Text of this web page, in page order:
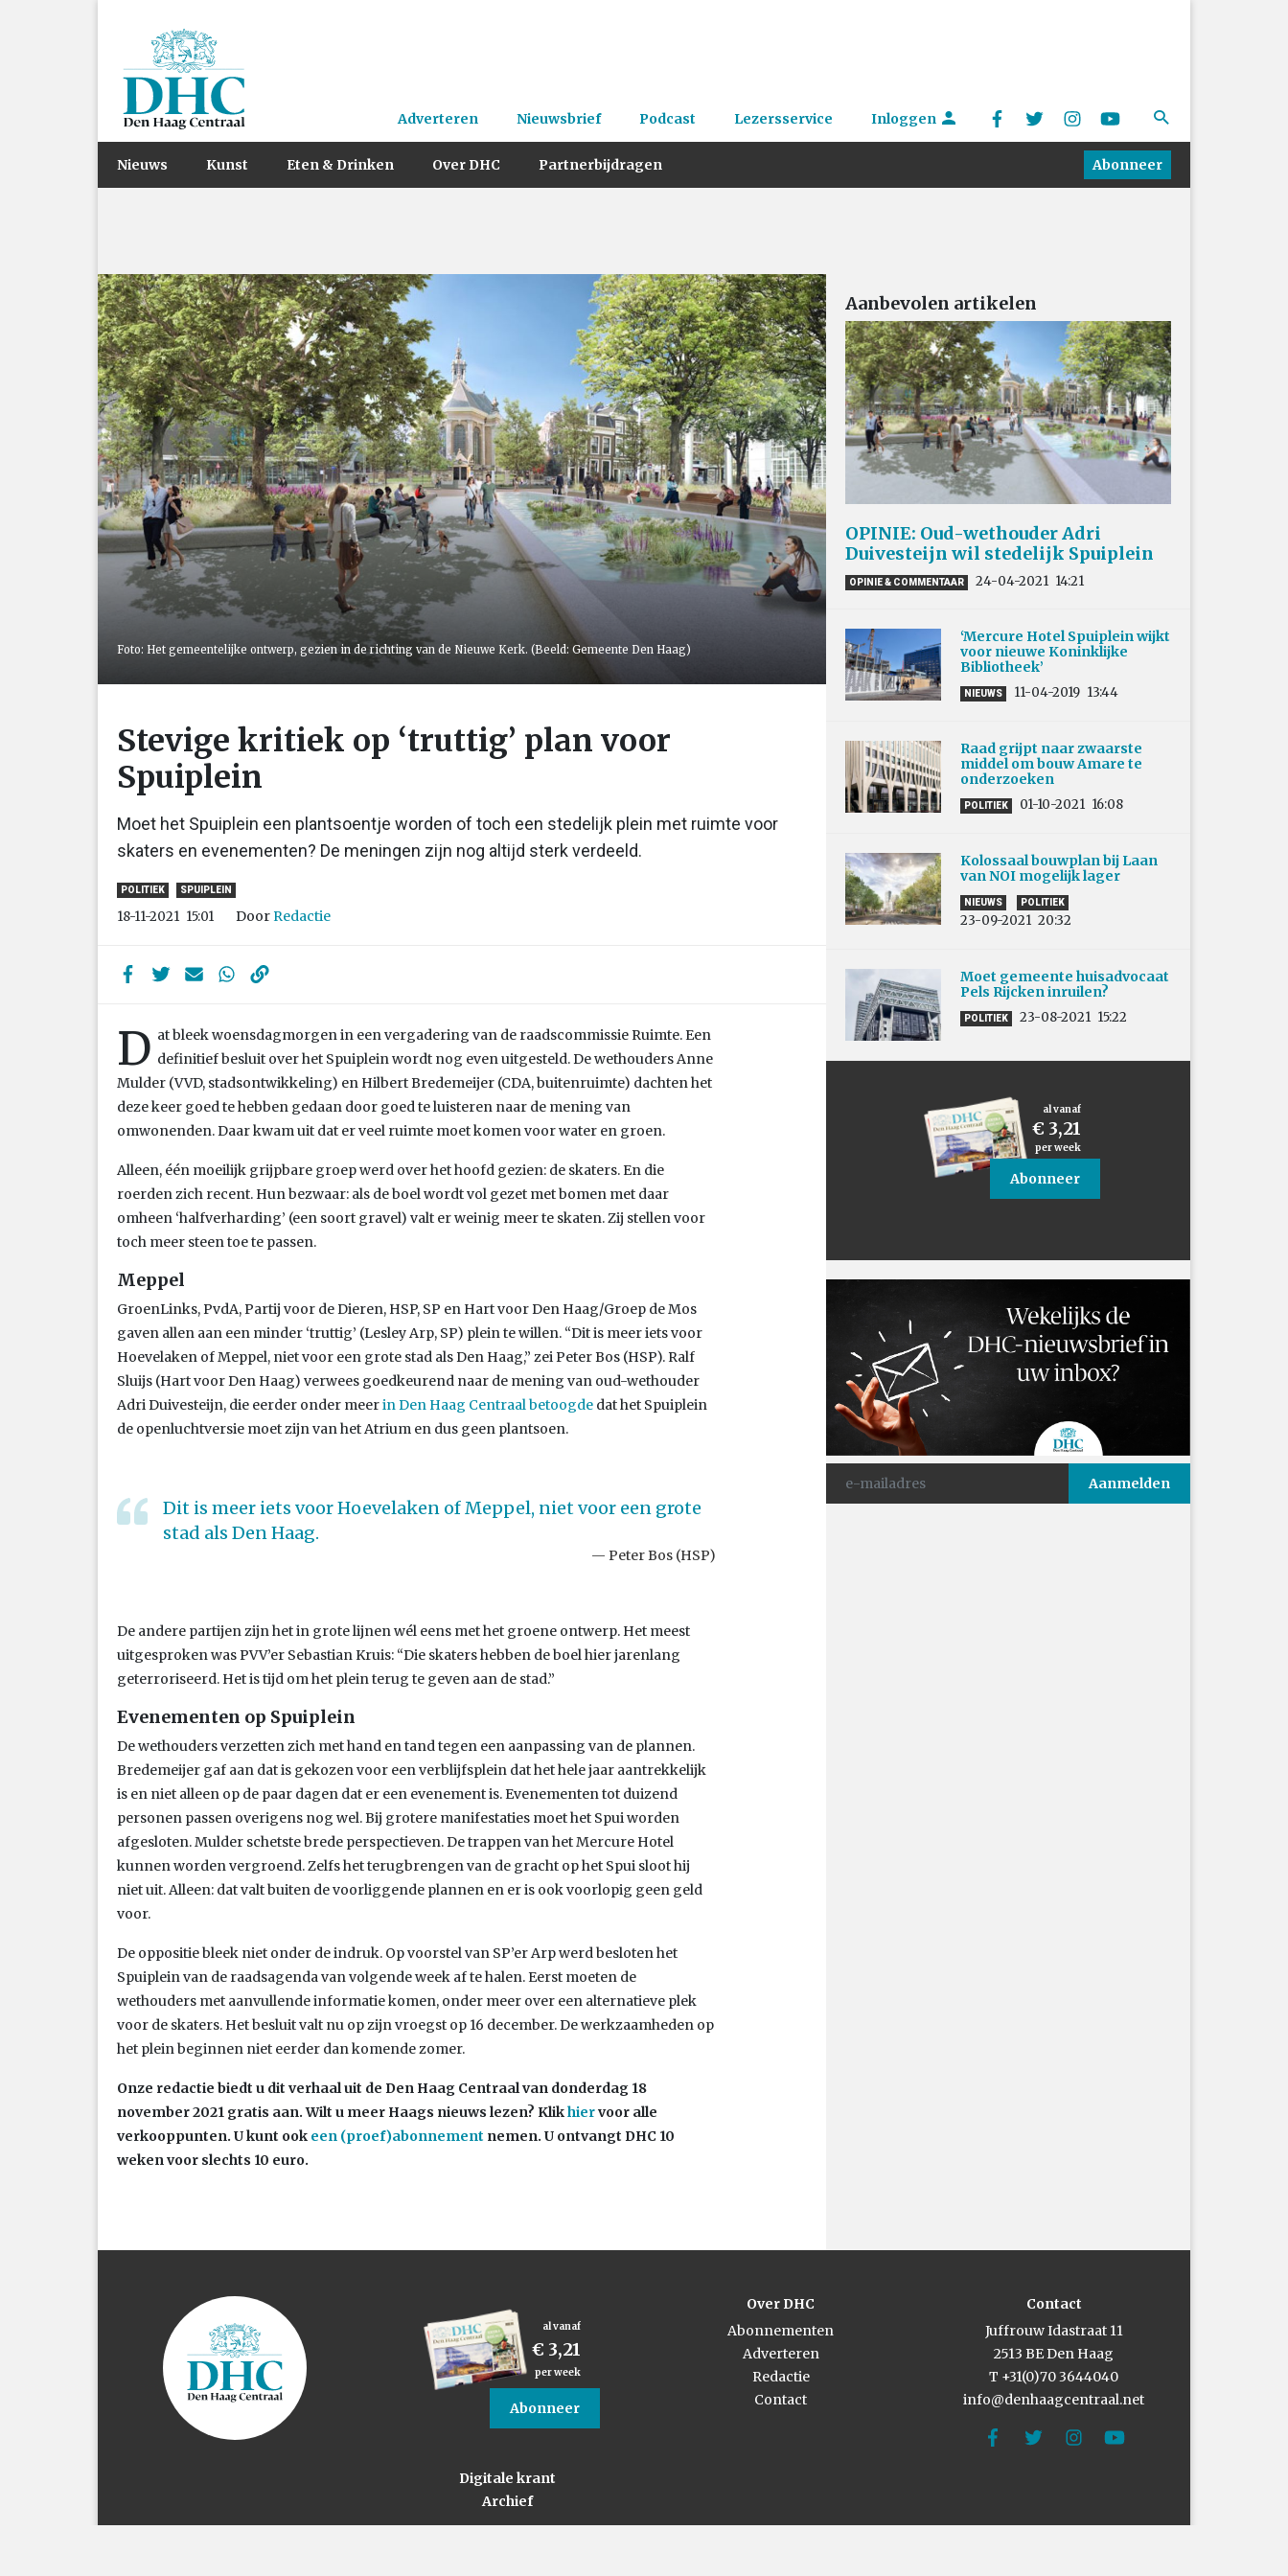
Adverteren Nieuwsbrief Podcast Lezersservice Inloggen
Nieuws Kunst Eten & Drinken Over DHC Partnerbijdragen Abonneer
Foto: Het gemeentelijke ontwerp, gezien in de richting van de Nieuwe Kerk. (Beeld: Gemeente Den Haag)
Stevige kritiek op ‘truttig’ plan voor
Spuiplein
Moet het Spuiplein een plantsoentje worden of toch een stedelijk plein met ruimte voor
skaters en evenementen? De meningen zijn nog altijd sterk verdeeld.
POLITIEK SPUIPLEIN
18-11-2021 15:01 Door Redactie
D at bleek woensdagmorgen in een vergadering van de raadscommissie Ruimte. Een
definitief besluit over het Spuiplein wordt nog even uitgesteld. De wethouders Anne
Mulder (VVD, stadsontwikkeling) en Hilbert Bredemeijer (CDA, buitenruimte) dachten het
deze keer goed te hebben gedaan door goed te luisteren naar de mening van
omwonenden. Daar kwam uit dat er veel ruimte moet komen voor water en groen.
Alleen, één moeilijk grijpbare groep werd over het hoofd gezien: de skaters. En die
roerden zich recent. Hun bezwaar: als de boel wordt vol gezet met bomen met daar
omheen ‘halfverharding’ (een soort gravel) valt er weinig meer te skaten. Zij stellen voor
toch meer steen toe te passen.
Meppel
GroenLinks, PvdA, Partij voor de Dieren, HSP, SP en Hart voor Den Haag/Groep de Mos
gaven allen aan een minder ‘truttig’ (Lesley Arp, SP) plein te willen. “Dit is meer iets voor
Hoevelaken of Meppel, niet voor een grote stad als Den Haag,” zei Peter Bos (HSP). Ralf
Sluijs (Hart voor Den Haag) verwees goedkeurend naar de mening van oud-wethouder
Adri Duivesteijn, die eerder onder meerin Den Haag Centraal betoogde dat het Spuiplein
de openluchtversie moet zijn van het Atrium en dus geen plantsoen.
Dit is meer iets voor Hoevelaken of Meppel, niet voor een grote
stad als Den Haag.
Peter Bos (HSP)
De andere partijen zijn het in grote lijnen wél eens met het groene ontwerp. Het meest
uitgesproken was PVV’er Sebastian Kruis: “Die skaters hebben de boel hier jarenlang
geterroriseerd. Het is tijd om het plein terug te geven aan de stad.”
Evenementen op Spuiplein
De wethouders verzetten zich met hand en tand tegen een aanpassing van de plannen.
Bredemeijer gaf aan dat is gekozen voor een verblijfsplein dat het hele jaar aantrekkelijk
is en niet alleen op de paar dagen dat er een evenement is. Evenementen tot duizend
personen passen overigens nog wel. Bij grotere manifestaties moet het Spui worden
afgesloten. Mulder schetste brede perspectieven. De trappen van het Mercure Hotel
kunnen worden vergroend. Zelfs het terugbrengen van de gracht op het Spui sloot hij
niet uit. Alleen: dat valt buiten de voorliggende plannen en er is ook voorlopig geen geld
voor.
De oppositie bleek niet onder de indruk. Op voorstel van SP’er Arp werd besloten het
Spuiplein van de raadsagenda van volgende week af te halen. Eerst moeten de
wethouders met aanvullende informatie komen, onder meer over een alternatieve plek
voor de skaters. Het besluit valt nu op zijn vroegst op 16 december. De werkzaamheden op
het plein beginnen niet eerder dan komende zomer.
Onze redactie biedt u dit verhaal uit de Den Haag Centraal van donderdag 18
november 2021 gratis aan. Wilt u meer Haags nieuws lezen? Klikhiervoor alle
verkooppunten. U kunt ook een (proef)abonnement nemen. U ontvangt DHC 10
weken voor slechts 10 euro.
Aanbevolen artikelen
OPINIE: Oud-wethouder Adri
Duivesteijn wil stedelijk Spuiplein
OPINIE & COMMENTAAR 24-04-2021 14:21
‘Mercure Hotel Spuiplein wijkt
voor nieuwe Koninklijke
Bibliotheek’
NIEUWS 11-04-2019 13:44
Raad grijpt naar zwaarste
middel om bouw Amare te
onderzoeken
POLITIEK 01-10-2021 16:08
Kolossaal bouwplan bij Laan
van NOI mogelijk lager
NIEUWS POLITIEK
23-09-2021 20:32
Moet gemeente huisadvocaat
Pels Rijcken inruilen?
POLITIEK 23-08-2021 15:22
al vanaf
€ 3,21
per week
Abonneer
al vanaf
€ 3,21
per week
Abonneer
Digitale krant
Archief
Over DHC
Abonnementen
Adverteren
Redactie
Contact
Contact
Juffrouw Idastraat 11
2513 BE Den Haag
T +31(0)70 3644040
info@denhaagcentraal.net